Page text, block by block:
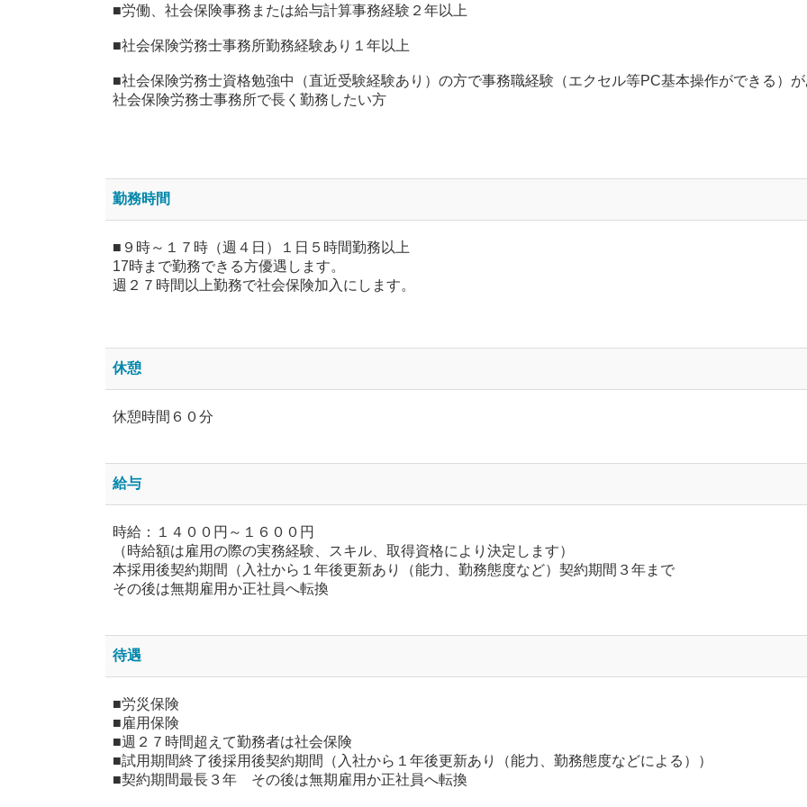
■労働、社会保険事務または給与計算事務経験２年以上
■社会保険労務士事務所勤務経験あり１年以上
■社会保険労務士資格勉強中（直近受験経験あり）の方で事務職経験（エクセル等PC基本操作ができる）
社会保険労務士事務所で長く勤務したい方
勤務時間
■９時～１７時（週４日）１日５時間勤務以上
17時まで勤務できる方優遇します。
週２７時間以上勤務で社会保険加入にします。
休憩
休憩時間６０分
給与
時給：１４００円～１６００円
（時給額は雇用の際の実務経験、スキル、取得資格により決定します）
本採用後契約期間（入社から１年後更新あり（能力、勤務態度など）契約期間３年まで
その後は無期雇用か正社員へ転換
待遇
■労災保険
■雇用保険
■週２７時間超えて勤務者は社会保険
■試用期間終了後採用後契約期間（入社から１年後更新あり（能力、勤務態度などによる））
■契約期間最長３年 その後は無期雇用か正社員へ転換